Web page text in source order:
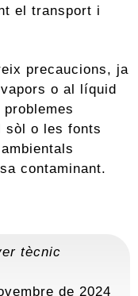
el transport i
precaucions, ja
o al líquid
sòl o les fonts
contaminant.
tècnic
de 2024